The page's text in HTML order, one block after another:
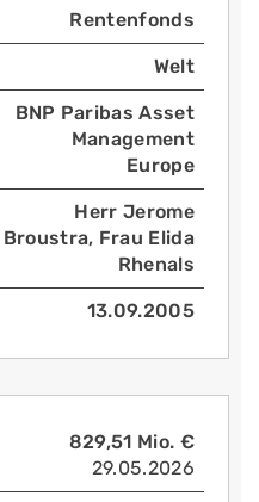
Rentenfonds
Welt
BNP Paribas Asset
Management
Europe
Herr Jerome
Broustra, Frau Elida
Rhenals
13.09.2005
829,51 Mio. €
29.05.2026